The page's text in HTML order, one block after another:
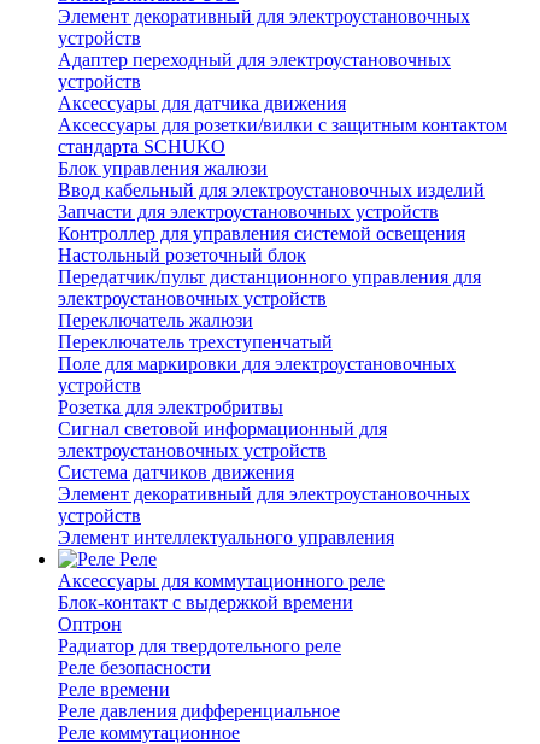
Элемент декоративный для электроустановочных
устройств
Адаптер переходный для электроустановочных
устройств
Аксессуары для датчика движения
Аксессуары для розетки/вилки с защитным контактом
стандарта SCHUKO
Блок управления жалюзи
Ввод кабельный для электроустановочных изделий
Запчасти для электроустановочных устройств
Контроллер для управления системой освещения
Настольный розеточный блок
Передатчик/пульт дистанционного управления для
электроустановочных устройств
Переключатель жалюзи
Переключатель трехступенчатый
Поле для маркировки для электроустановочных
устройств
Розетка для электробритвы
Сигнал световой информационный для
электроустановочных устройств
Система датчиков движения
Элемент декоративный для электроустановочных
устройств
Элемент интеллектуального управления
Реле
Аксессуары для коммутационного реле
Блок-контакт с выдержкой времени
Оптрон
Радиатор для твердотельного реле
Реле безопасности
Реле времени
Реле давления дифференциальное
Реле коммутационное